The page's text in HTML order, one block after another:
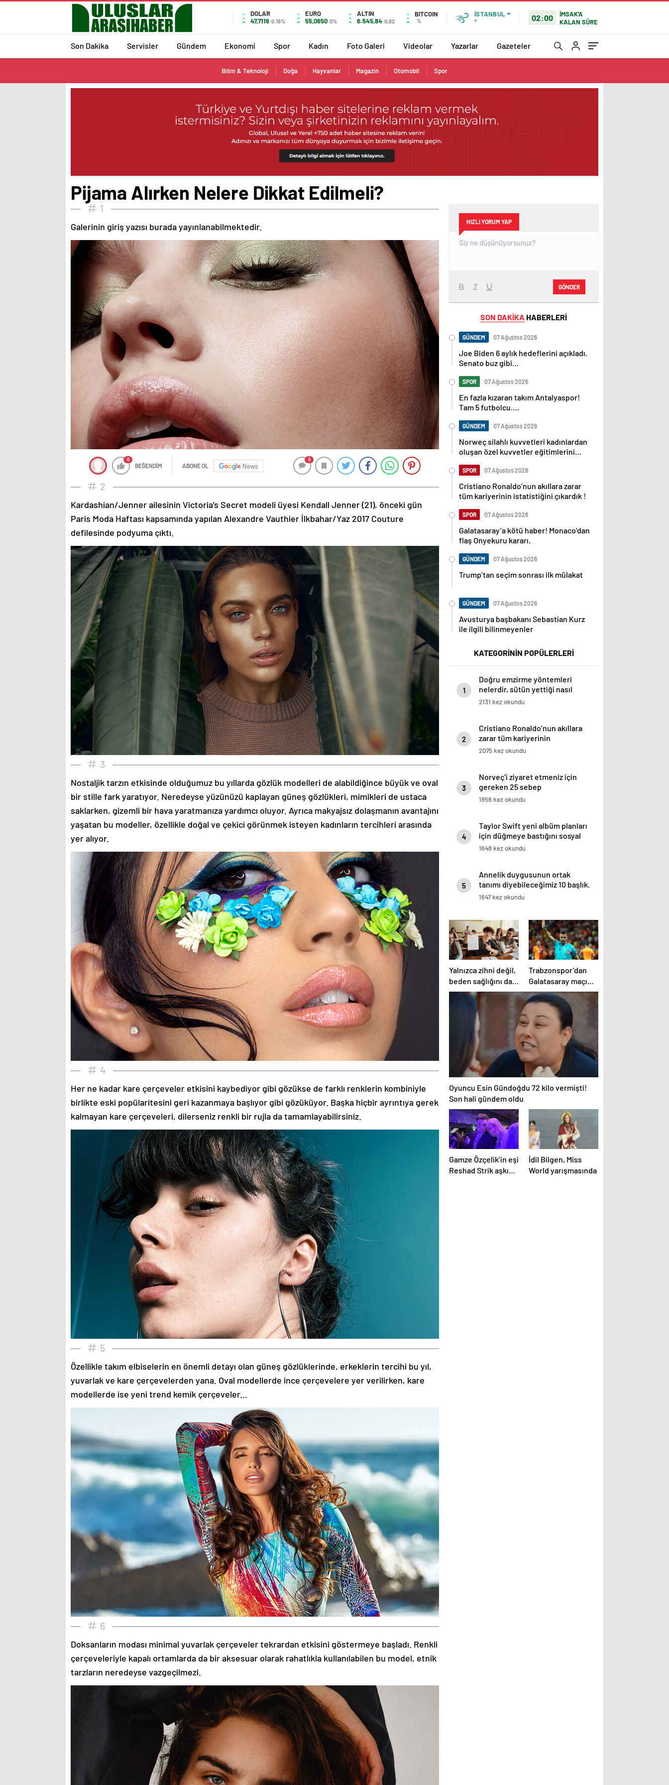
DOLAR
47,7116 0.16%
EURO
55,0650 0%
ALTIN
6.545,84 0,82
BITCOIN
%
İSTANBUL
°
02:00
İMSAK'A
KALAN SÜRE
Son Dakika Servisler Gündem Ekonomi Spor Kadın Foto Galeri Videolar Yazarlar Gazeteler
Bilim & Teknoloji Doğa Hayvanlar Magazin Otomobil Spor
Pijama Alırken Nelere Dikkat Edilmeli?
1
Galerinin giriş yazısı burada yayınlanabilmektedir.
0
BEĞENDİM ABONE OL News
0
2
Kardashian/Jenner ailesinin Victoria’s Secret modeli üyesi Kendall Jenner (21), önceki gün
Paris Moda Haftası kapsamında yapılan Alexandre Vauthier İlkbahar/Yaz 2017 Couture
defilesinde podyuma çıktı.
3
Nostaljik tarzın etkisinde olduğumuz bu yıllarda gözlük modelleri de alabildiğince büyük ve oval
bir stille fark yaratıyor. Neredeyse yüzünüzü kaplayan güneş gözlükleri, mimikleri de ustaca
saklarken, gizemli bir hava yaratmanıza yardımcı oluyor. Ayrıca makyajsız dolaşmanın avantajını
yaşatan bu modeller, özellikle doğal ve çekici görünmek isteyen kadınların tercihleri arasında
yer alıyor.
4
Her ne kadar kare çerçeveler etkisini kaybediyor gibi gözükse de farklı renklerin kombiniyle
birlikte eski popülaritesini geri kazanmaya başlıyor gibi gözüküyor. Başka hiçbir ayrıntıya gerek
kalmayan kare çerçeveleri, dilerseniz renkli bir rujla da tamamlayabilirsiniz.
5
Özellikle takım elbiselerin en önemli detayı olan güneş gözlüklerinde, erkeklerin tercihi bu yıl,
yuvarlak ve kare çerçevelerden yana. Oval modellerde ince çerçevelere yer verilirken, kare
modellerde ise yeni trend kemik çerçeveler...
6
Doksanların modası minimal yuvarlak çerçeveler tekrardan etkisini göstermeye başladı. Renkli
çerçeveleriyle kapalı ortamlarda da bir aksesuar olarak rahatlıkla kullanılabilen bu model, etnik
tarzların neredeyse vazgeçilmezi.
HIZLI YORUM YAP
GÖNDER
SON DAKİKA HABERLERİ
GÜNDEM 07 Ağustos 2026
Joe Biden 6 aylık hedeflerini açıkladı.
Senato buz gibi…
SPOR 07 Ağustos 2026
En fazla kızaran takım Antalyaspor!
Tam 5 futbolcu….
GÜNDEM 07 Ağustos 2026
Norweç silahlı kuvvetleri kadınlardan
oluşan özel kuvvetler eğitimlerini
SPOR 07 Ağustos 2026
Cristiano Ronaldo’nun akıllara zarar
tüm kariyerinin istatistiğini çıkardık !
SPOR 07 Ağustos 2026
Galatasaray’a kötü haber! Monaco’dan
flaş Onyekuru kararı.
GÜNDEM 07 Ağustos 2026
Trump’tan seçim sonrası ilk mülakat
GÜNDEM 07 Ağustos 2026
Avusturya başbakanı Sebastian Kurz
ile ilgili bilinmeyenler
KATEGORİNİN POPÜLERLERİ
1
Doğru emzirme yöntemleri
nelerdir, sütün yettiği nasıl
anlaşılır?
2131 kez okundu
2
Cristiano Ronaldo’nun akıllara
zarar tüm kariyerinin
istatistiğini çıkardık !
2075 kez okundu
3
Norveç’i ziyaret etmeniz için
gereken 25 sebep
1856 kez okundu
4
Taylor Swift yeni albüm planları
için düğmeye bastığını sosyal
medyadan duyurdu!
1648 kez okundu
5
Annelik duygusunun ortak
tanımı diyebileceğimiz 10 başlık.
1647 kez okundu
Yalnızca zihni değil,
beden sağlığını da
zorluyor! Sınavda
başarı tabakta
başlıyor
Trabzonspor’dan
Galatasaray maçı
öncesi Cihan Aydın
tepkisi!
Oyuncu Esin Gündoğdu 72 kilo vermişti!
Son hali gündem oldu
Gamze Özçelik’in eşi
Reshad Strik aşkını
İdil Bilgen, Miss
World yarışmasında